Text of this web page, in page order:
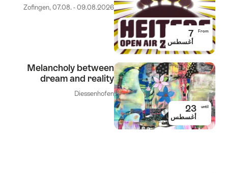
From
7
أغسطس
Zofingen, 07.08. - 09.08.2026
until
23
أغسطس
Melancholy between
dream and reality
Diessenhofen